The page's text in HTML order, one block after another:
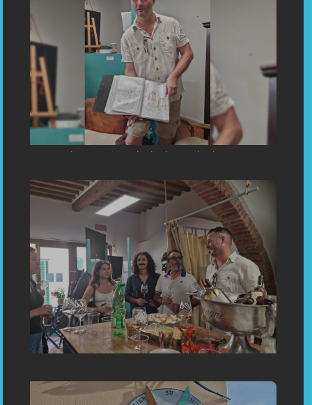
https://casualunici.com/»
«Tailor-made Capoliveri inauguration - wedding dresses made
to measure»